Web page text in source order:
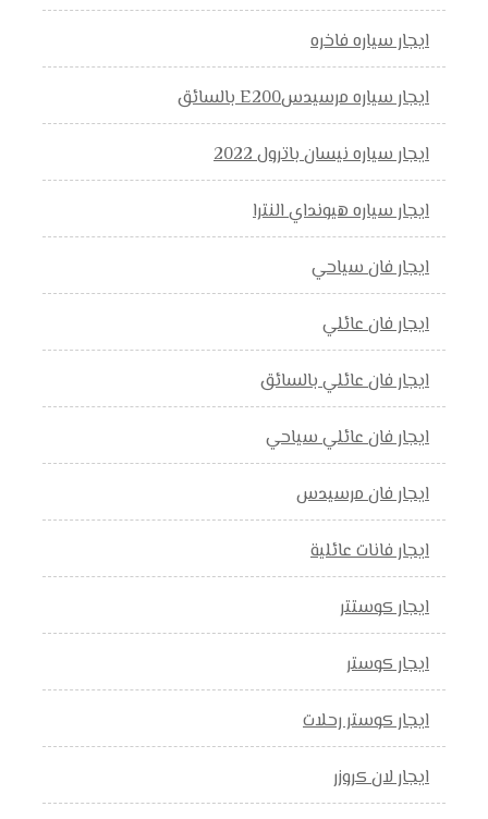
ايجار سياره فاخره
ايجار سياره مرسيدسE200 بالسائق
ايجار سياره نيسان باترول 2022
ايجار سياره هيونداي النترا
ايجار فان سياحي
ايجار فان عائلي
ايجار فان عائلي بالسائق
ايجار فان عائلي سياحي
ايجار فان مرسيدس
ايجار فانات عائلية
ايجار كوستتر
ايجار كوستر
ايجار كوستر رحلات
ايجار لان كروزر